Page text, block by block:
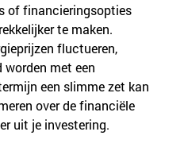
of financieringsopties
te maken.
fluctueren,
met een
een slimme zet kan
over de financiële
uit je investering.